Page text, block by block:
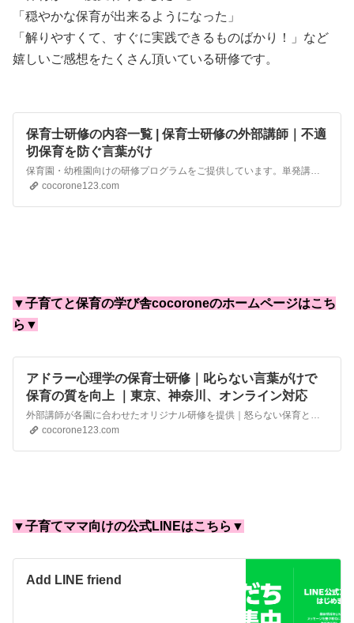
「穏やかな保育が出来るようになった」
「解りやすくて、すぐに実践できるものばかり！」など
嬉しいご感想をたくさん頂いている研修です。
保育士研修の内容一覧 | 保育士研修の外部講師｜不適
切保育を防ぐ言葉がけ
cocorone123.com
▼子育てと保育の学び舎cocoroneのホームページはこち
ら▼
アドラー心理学の保育士研修｜叱らない言葉がけで
保育の質を向上 ｜東京、神奈川、オンライン対応
cocorone123.com
▼子育てママ向けの公式LINEはこちら▼
Add LINE friend